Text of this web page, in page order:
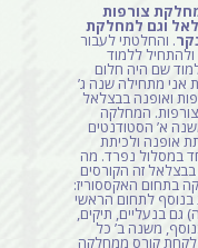
צורפות
וגם למחלקת
. והחלטתי לעבור
ולהתחיל ללמוד
שם היה חלום
אני מתחילה שנה ג’
ואופנה בבצלאל
המחלקה
א’ הסטודנטים
אופנה ולכיתת
במסלול נפרד. מה
זה הקורסים
בתחום האקססוריז:
בנוסף לתחום הראשי
גם בנעליים, תיקים,
משנה ב’ כל
לקחת קורס ממחלקה